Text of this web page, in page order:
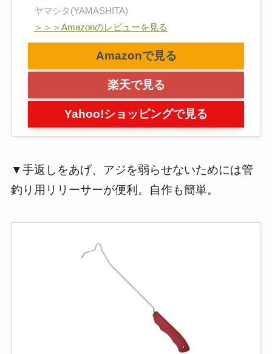
ヤマシタ(YAMASHITA)
＞＞＞Amazonのレビューを見る
Amazonで見る
楽天で見る
Yahoo!ショッピングで見る
▼手返しをあげ、アジを弱らせないためには管
釣り用リリーサーが便利。自作も簡単。